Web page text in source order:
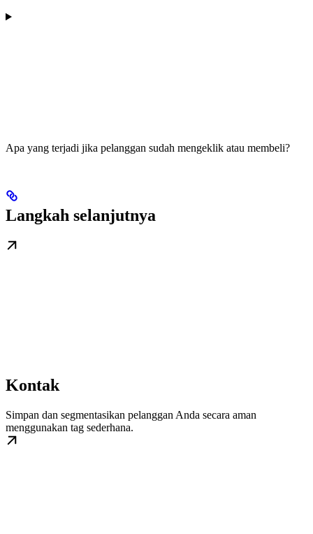
Apa yang terjadi jika pelanggan sudah mengeklik atau membeli?
Langkah selanjutnya
Kontak
Simpan dan segmentasikan pelanggan Anda secara aman
menggunakan tag sederhana.